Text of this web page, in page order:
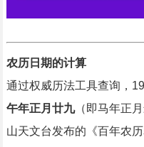
农历日期的计算
通过权威历法工具查询，
午年正月廿九（即马年正
山天文台发布的《百年农